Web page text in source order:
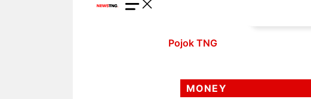
Pojok TNG
MONEY